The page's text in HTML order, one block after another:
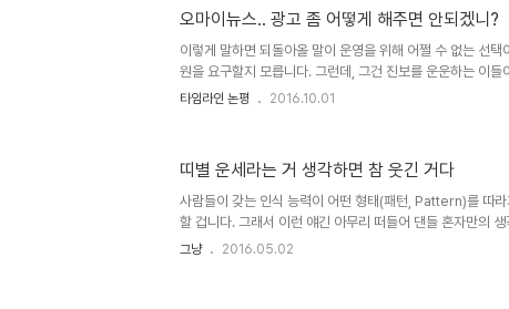
어의 유입으로 각인될 수밖에 없던 요인도 원인일 수 있겠지
우리말 그대로 해석하자면 그냥 "새로운 소식들" 또는 "새로
오마이뉴스.. 광고 좀 어떻게 해주면 안되겠니?
이렇게 말하면 되돌아올 말이 운영을 위해 어쩔 수 없는 선택
원을 요구할지 모릅니다. 그런데, 그건 진보를 운운하는 이들
다. 설령, 후원자나 구독자에게는 별도의 권한을 부여하여 광
광고들이 정보로 활용될 만큼의 수준(?)이라도 된다면 그나마
이건 대체 뭐하자는 건지 알 수가 없습니다. 더욱이 오마이뉴
자(..
타임라인 논평 2016.10.01
띠별 운세라는 거 생각하면 참 웃긴 거다
사람들이 갖는 인식 능력이 어떤 형태(패턴, Pattern)를 따
할 겁니다. 그래서 이런 얘긴 아무리 떠들어 댄들 혼자만의
없다고 봅니다. 그럼에도 생각해 보면 참 웃긴 일이 아닐 수
그냥 2016.05.02